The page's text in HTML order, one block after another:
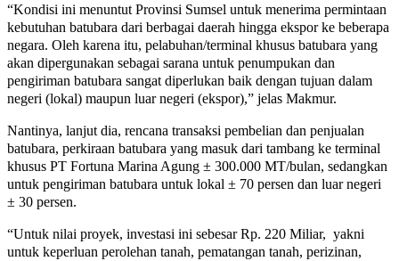
“Kondisi ini menuntut Provinsi Sumsel untuk menerima permintaan
kebutuhan batubara dari berbagai daerah hingga ekspor ke beberapa
negara. Oleh karena itu, pelabuhan/terminal khusus batubara yang
akan dipergunakan sebagai sarana untuk penumpukan dan
pengiriman batubara sangat diperlukan baik dengan tujuan dalam
negeri (lokal) maupun luar negeri (ekspor),” jelas Makmur.
Nantinya, lanjut dia, rencana transaksi pembelian dan penjualan
batubara, perkiraan batubara yang masuk dari tambang ke terminal
khusus PT Fortuna Marina Agung ± 300.000 MT/bulan, sedangkan
untuk pengiriman batubara untuk lokal ± 70 persen dan luar negeri
± 30 persen.
“Untuk nilai proyek, investasi ini sebesar Rp. 220 Miliar, yakni
untuk keperluan perolehan tanah, pematangan tanah, perizinan,